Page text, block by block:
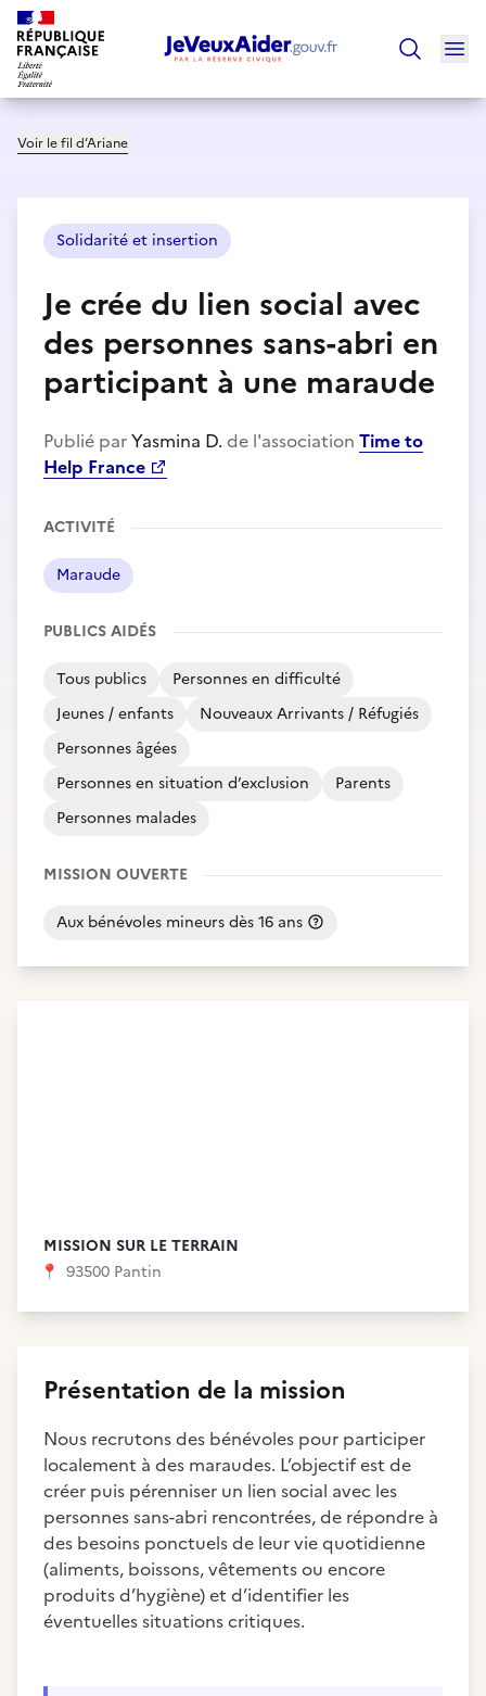
Voir le fil d’Ariane
Solidarité et insertion
Je crée du lien social avec
des personnes sans-abri en
participant à une maraude
Publié parYasmina D. de l'association Time to
Help France
ACTIVITÉ
Maraude
PUBLICS AIDÉS
Tous publics
Personnes en difficulté
Jeunes / enfants
Nouveaux Arrivants / Réfugiés
Personnes âgées
Personnes en situation d’exclusion
Parents
Personnes malades
MISSION OUVERTE
Aux bénévoles mineurs dès 16 ans
MISSION SUR LE TERRAIN
📍 93500 Pantin
Présentation de la mission
Nous recrutons des bénévoles pour participer
localement à des maraudes. L’objectif est de
créer puis pérenniser un lien social avec les
personnes sans-abri rencontrées, de répondre à
des besoins ponctuels de leur vie quotidienne
(aliments, boissons, vêtements ou encore
produits d’hygiène) et d’identifier les
éventuelles situations critiques.